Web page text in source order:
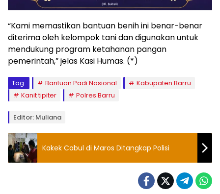
“Kami memastikan bantuan benih ini benar-benar
diterima oleh kelompok tani dan digunakan untuk
mendukung program ketahanan pangan
pemerintah,” jelas Kasi Humas. (*)
Tag: Bantuan Padi Nasional
Kabupaten Barru
Kanit tipiter
Polres Barru
Editor: Muliana
Kakek Cabul di Maros Ditangkap Polisi